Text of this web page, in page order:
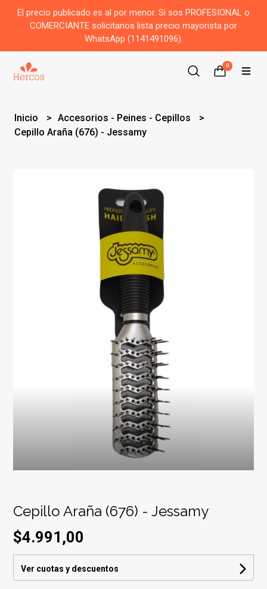
El precio publicado es al por menor. Si sos PROFESIONAL o
COMERCIANTE solicitanos lista precio mayorista por
WhatsApp (1141491096).
0
Inicio
Accesorios - Peines - Cepillos
Cepillo Araña (676) - Jessamy
Cepillo Araña (676) - Jessamy
$4.991,00
Ver cuotas y descuentos